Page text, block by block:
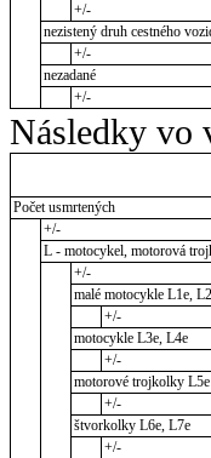
+/-
nezistený druh cestného
+/-
nezadané
+/-
Následky vo
Počet usmrtených
+/-
L - motocykel, motorová
+/-
malé motocykle L1e,
+/-
motocykle L3e, L4e
+/-
motorové trojkolky L5e
+/-
štvorkolky L6e, L7e
+/-